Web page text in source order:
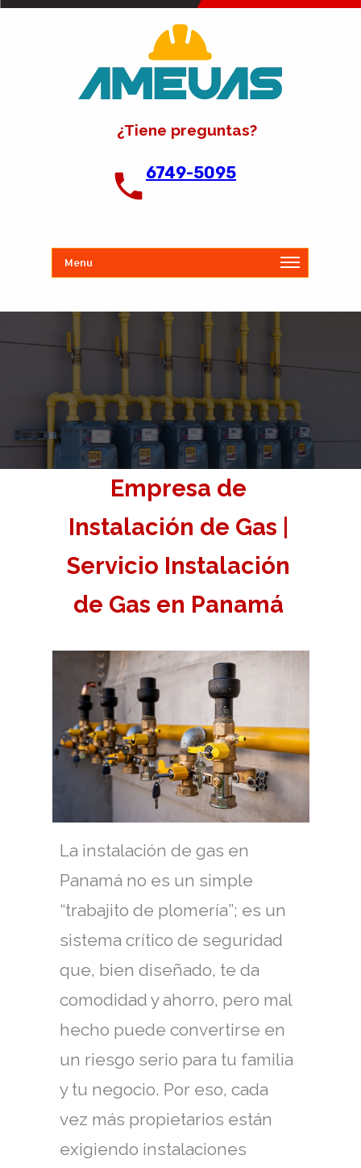
La instalación de gas en
Panamá no es un simple
“trabajito de plomería”; es un
sistema crítico de seguridad
que, bien diseñado, te da
comodidad y ahorro, pero mal
hecho puede convertirse en
un riesgo serio para tu familia
y tu negocio. Por eso, cada
vez más propietarios están
exigiendo instalaciones
Empresa de
Instalación de Gas |
Servicio Instalación
de Gas en Panamá
¿Tiene preguntas?
Menu
6749-5095